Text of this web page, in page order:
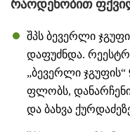
რაოდენობით
შპს ბევერლი
დაფუძნდა.
„ბევერლი ჯგუფის“
ფლობს,
და ბახვა